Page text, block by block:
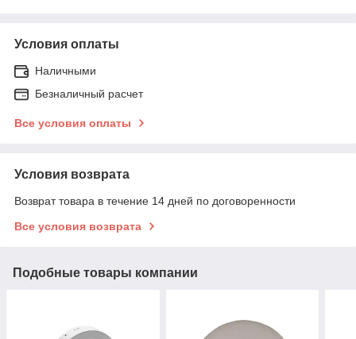
Условия оплаты
Наличными
Безналичный расчет
Все условия оплаты
Условия возврата
Возврат товара в течение 14 дней по договоренности
Все условия возврата
Подобные товары компании